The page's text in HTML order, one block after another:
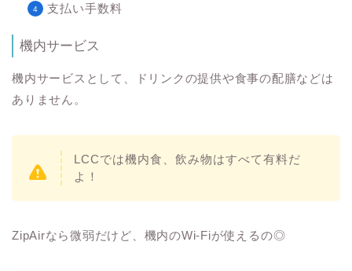
支払い手数料
機内サービス
機内サービスとして、ドリンクの提供や食事の配膳などは
ありません。
LCCでは機内食、飲み物はすべて有料だ
よ！
ZipAirなら微弱だけど、機内のWi-Fiが使えるの◎